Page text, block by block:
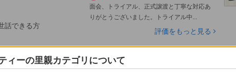
話できる方
面会、トライアル、正式譲渡と丁寧な対応あ
りがとうございました。トライアル中...
評価をもっと見る
ィーの里親カテゴリについて